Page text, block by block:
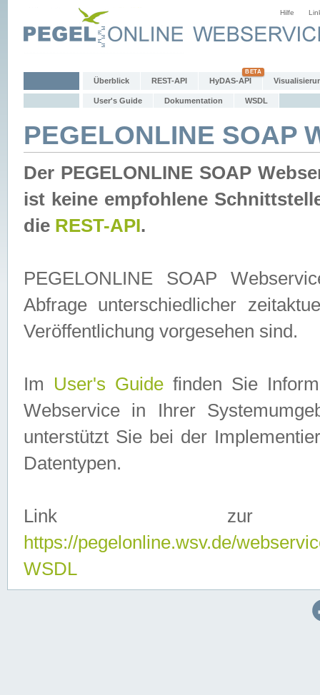
Hilfe
Überblick REST-API HyDAS-API
User's Guide Dokumentation WSDL
PEGELONLINE SOAP
Der PEGELONLINE SOAP
ist keine empfohlene
die REST-API.
PEGELONLINE SOAP
Abfrage unterschiedlicher
Veröffentlichung vorgesehen sind.
Im User's Guidefinden Sie
Webservice in Ihrer
unterstützt Sie bei der
Datentypen.
Link zur
https://pegelonline.wsv.de/
WSDL